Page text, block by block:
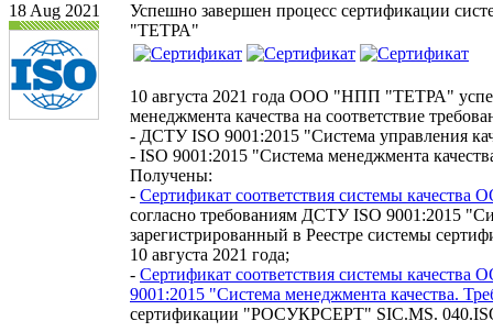
18 Aug 2021
Успешно завершен процесс сертификации
"ТЕТРА"
10 августа 2021 года ООО "НПП "ТЕТРА"
менеджмента качества на соответствие
- ДСТУ ISO 9001:2015 "Система управления
- ISO 9001:2015 "Система менеджмента
Получены:
- Сертификат соответствия системы
согласно требованиям ДСТУ ISO 9001:2015
зарегистрированный в Реестре системы
10 августа 2021 года;
- Сертификат соответствия системы
9001:2015 "Система менеджмента качества.
сертификации "РОСУКРСЕРТ" SIC.MS.